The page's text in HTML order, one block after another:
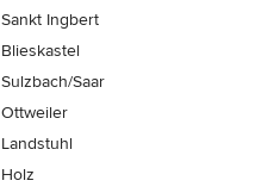
Sankt Ingbert
Blieskastel
Sulzbach/Saar
Ottweiler
Landstuhl
Holz